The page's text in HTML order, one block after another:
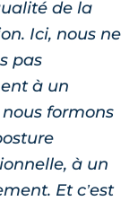
de la
Ici, nous ne
pas
à un
formons
à un
Et c’est